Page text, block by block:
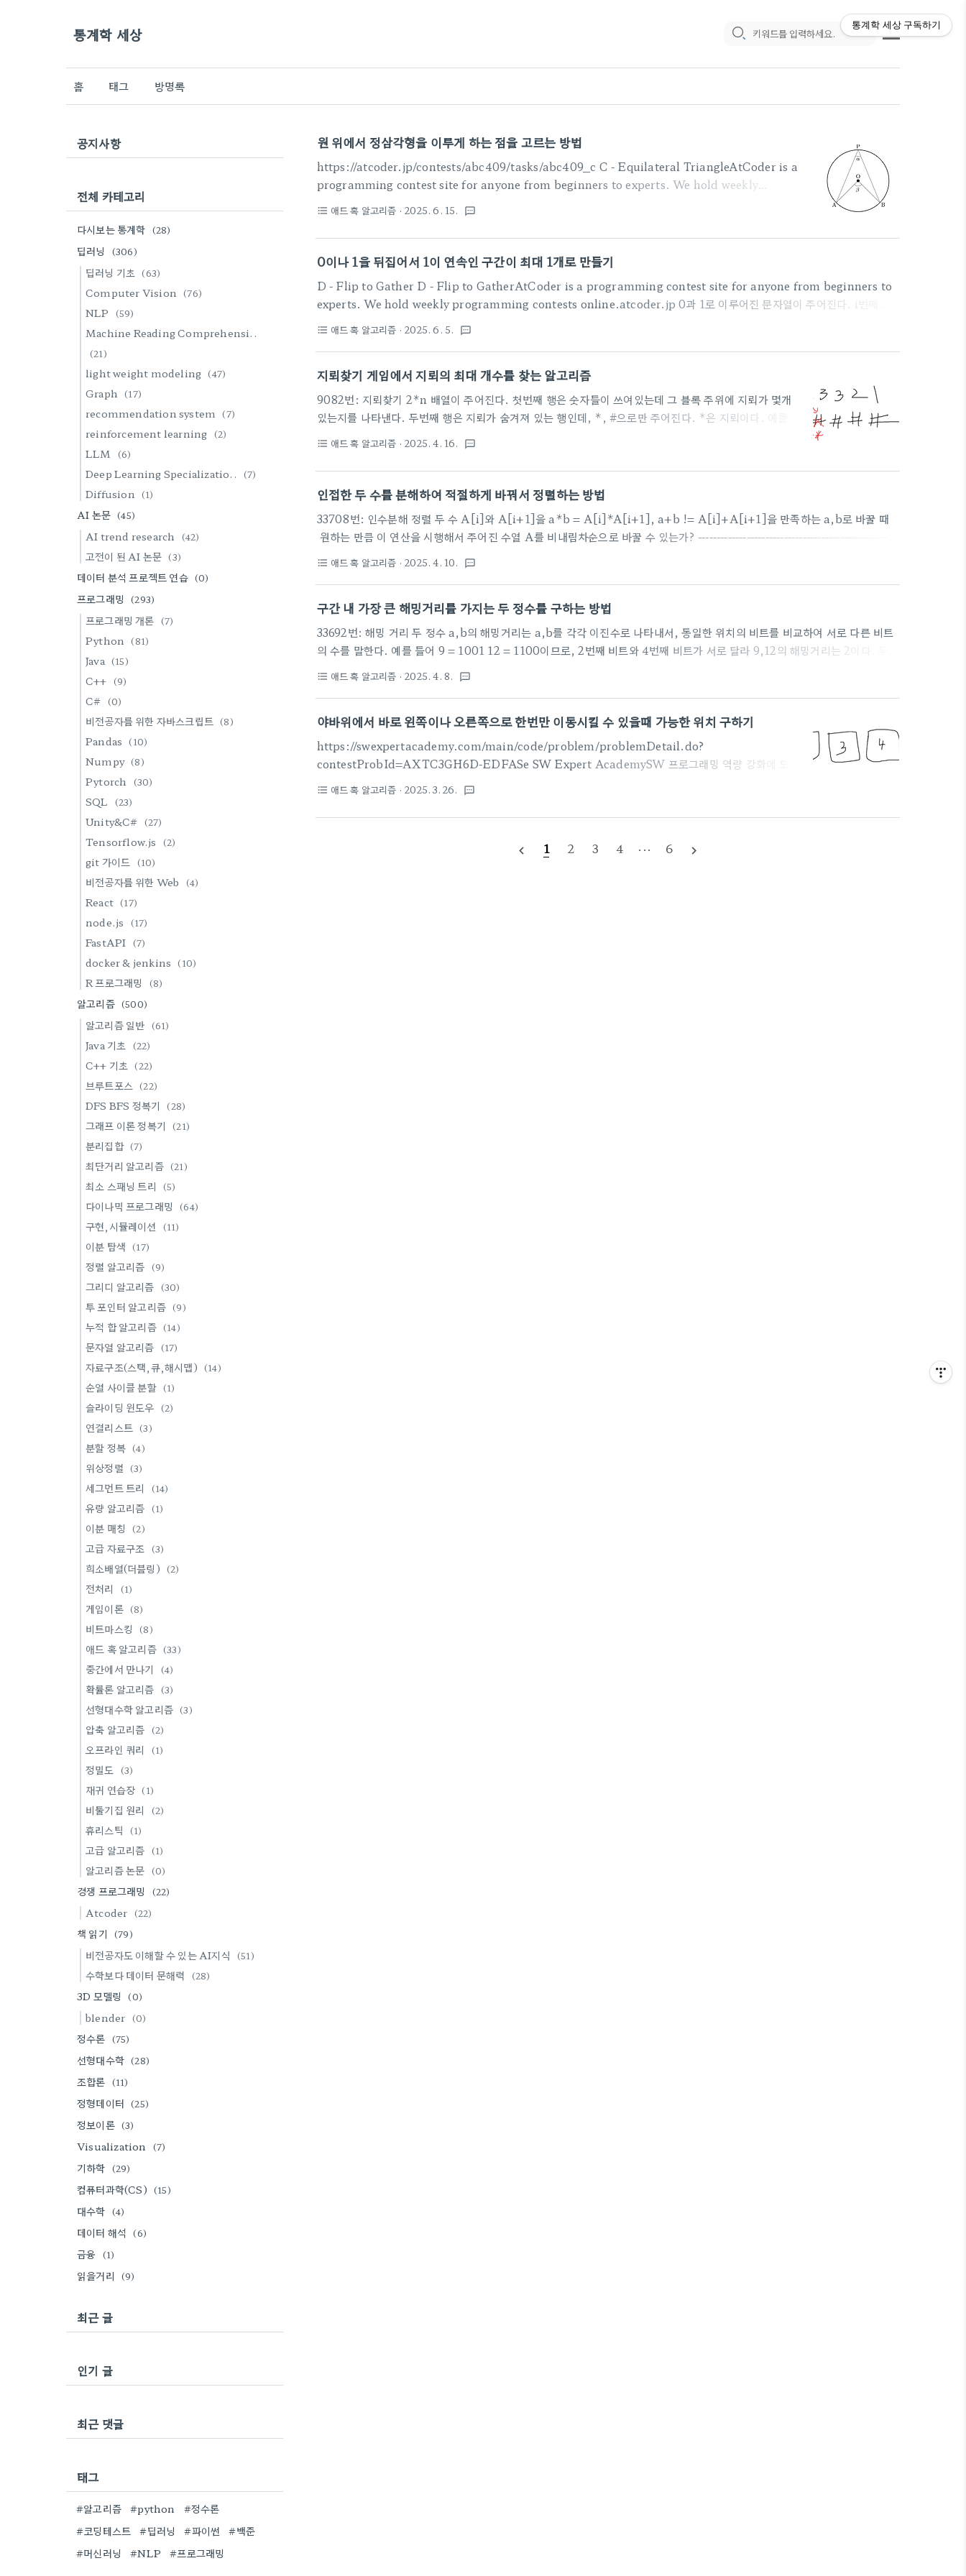
통계학 세상
홈 태그 방명록
원 위에서 정삼각형을 이루게 하는 점을 고르는 방법
https://atcoder.jp/contests/abc409/tasks/abc409_c C - Equilateral TriangleAtCoder is a
programming contest site for anyone from beginners to experts. We hold weekly
다. i+1번째 점은 i번째 점에서 시계방향으로 di만큼 떨어져있다. 서로 다른 세 점 (a,b,c)를 고를때 이들
이 정삼각형을 이루게 되는 그러한 (a,b,c)의 개수를 구한다. ------------------------------------------------------
----..
format_list_bulleted 애드 혹 알고리즘 · 2025. 6. 15. textsms
0이나 1을 뒤집어서 1이 연속인 구간이 최대 1개로 만들기
D - Flip to Gather D - Flip to GatherAtCoder is a programming contest site for anyone from beginners to
experts. We hold weekly programming contests online.atcoder.jp 0과 1로 이루어진 문자열이 주어진다. i번째 문
들려고 한다. 100111이면, 1이 연속인 구간이 1, 111로 2개이므로 1번째 1을 0으로 뒤집어서 000111로 하면 111인 구간 1개
format_list_bulleted 애드 혹 알고리즘 · 2025. 6. 5. textsms
지뢰찾기 게임에서 지뢰의 최대 개수를 찾는 알고리즘
9082번: 지뢰찾기 2*n 배열이 주어진다. 첫번째 행은 숫자들이 쓰여있는데 그 블록 주위에 지뢰가 몇개
있는지를 나타낸다. 두번째 행은 지뢰가 숨겨져 있는 행인데, *, #으로만 주어진다. *은 지뢰이다. 예를 들
로 지뢰가 있을 수 있다. 11122*###* 그리고 4번째 #에는 왼쪽 대각선 상단에 1, 바로 위 2, 우측 대각
선 상단에 2가 쓰여있는 것으로 보아 지뢰가 있을 수 있다 11122*##** 이때 *을 포함해서 숨겨진 지뢰의
최대 개수를 구한다. ---------------------------------------------------------------------------..
format_list_bulleted 애드 혹 알고리즘 · 2025. 4. 16. textsms
인접한 두 수를 분해하여 적절하게 바꿔서 정렬하는 방법
33708번: 인수분해 정렬 두 수 A[i]와 A[i+1]을 a*b = A[i]*A[i+1], a+b != A[i]+A[i+1]을 만족하는 a,b로 바꿀 때
원하는 만큼 이 연산을 시행해서 주어진 수열 A를 비내림차순으로 바꿀 수 있는가? -----------------------------------------------------
을 반드시 1,A[i]*A[i+1] 반대로 a = A[i]*A[i+1], b = 1이라고 하면 A[i],A[i+1]을 반드시 A[i]*A[i+1],..
format_list_bulleted 애드 혹 알고리즘 · 2025. 4. 10. textsms
구간 내 가장 큰 해밍거리를 가지는 두 정수를 구하는 방법
33692번: 해밍 거리 두 정수 a,b의 해밍거리는 a,b를 각각 이진수로 나타내서, 동일한 위치의 비트를 비교하여 서로 다른 비트
의 수를 말한다. 예를 들어 9 = 1001 12 = 1100이므로, 2번째 비트와 4번째 비트가 서로 달라 9,12의 해밍거리는 2이다. 두
---------------------------------------------------------------------------------------------------------------- A,B를 각각 이진수로 나타내고 이
format_list_bulleted 애드 혹 알고리즘 · 2025. 4. 8. textsms
야바위에서 바로 왼쪽이나 오른쪽으로 한번만 이동시킬 수 있을때 가능한 위치 구하기
https://swexpertacademy.com/main/code/problem/problemDetail.do?
contestProbId=AXTC3GH6D-EDFASe SW Expert AcademySW 프로그래밍 역량 강화에 도움
처음에 1번 컵에 공이 들어있다. 이 때 i번째 시행에서 ai번 컵과 bi번 컵을 서로 바꾼다. 임의의 시점에 정
확히 한번, i번에 있는 공을 i-1번 컵이나 i+1번 컵으로 옮긴다. 전부 섞고 나서, 공이 있을 수 있는 모든 위
format_list_bulleted 애드 혹 알고리즘 · 2025. 3. 26. textsms
navigate_before 1 2 3 4 ··· 6 navigate_next
공지사항
전체 카테고리
다시보는 통계학 (28)
딥러닝 (306)
딥러닝 기초 (63)
Computer Vision (76)
NLP (59)
Machine Reading Comprehensi..
(21)
light weight modeling (47)
Graph (17)
recommendation system (7)
reinforcement learning (2)
LLM (6)
Deep Learning Specializatio.. (7)
Diffusion (1)
AI 논문 (45)
AI trend research (42)
고전이 된 AI 논문 (3)
데이터 분석 프로젝트 연습 (0)
프로그래밍 (293)
프로그래밍 개론 (7)
Python (81)
Java (15)
C++ (9)
C# (0)
비전공자를 위한 자바스크립트 (8)
Pandas (10)
Numpy (8)
Pytorch (30)
SQL (23)
Unity&C# (27)
Tensorflow.js (2)
git 가이드 (10)
비전공자를 위한 Web (4)
React (17)
node.js (17)
FastAPI (7)
docker & jenkins (10)
R 프로그래밍 (8)
알고리즘 (500)
알고리즘 일반 (61)
Java 기초 (22)
C++ 기초 (22)
브루트포스 (22)
DFS BFS 정복기 (28)
그래프 이론 정복기 (21)
분리집합 (7)
최단거리 알고리즘 (21)
최소 스패닝 트리 (5)
다이나믹 프로그래밍 (64)
구현,시뮬레이션 (11)
이분 탐색 (17)
정렬 알고리즘 (9)
그리디 알고리즘 (30)
투 포인터 알고리즘 (9)
누적 합 알고리즘 (14)
문자열 알고리즘 (17)
자료구조(스택,큐,해시맵) (14)
순열 사이클 분할 (1)
슬라이딩 윈도우 (2)
연결리스트 (3)
분할 정복 (4)
위상정렬 (3)
세그먼트 트리 (14)
유량 알고리즘 (1)
이분 매칭 (2)
고급 자료구조 (3)
희소배열(더블링) (2)
전처리 (1)
게임이론 (8)
비트마스킹 (8)
애드 혹 알고리즘 (33)
중간에서 만나기 (4)
확률론 알고리즘 (3)
선형대수학 알고리즘 (3)
압축 알고리즘 (2)
오프라인 쿼리 (1)
정밀도 (3)
재귀 연습장 (1)
비둘기집 원리 (2)
휴리스틱 (1)
고급 알고리즘 (1)
알고리즘 논문 (0)
경쟁 프로그래밍 (22)
Atcoder (22)
책 읽기 (79)
비전공자도 이해할 수 있는 AI지식 (51)
수학보다 데이터 문해력 (28)
3D 모델링 (0)
blender (0)
정수론 (75)
선형대수학 (28)
조합론 (11)
정형데이터 (25)
정보이론 (3)
Visualization (7)
기하학 (29)
컴퓨터과학(CS) (15)
대수학 (4)
데이터 해석 (6)
금융 (1)
읽을거리 (9)
최근 글
인기 글
최근 댓글
태그
#알고리즘 #python
#정수론
#코딩테스트
#딥러닝 #파이썬
#백준
#머신러닝
#NLP #프로그래밍
통계학 세상 구독하기